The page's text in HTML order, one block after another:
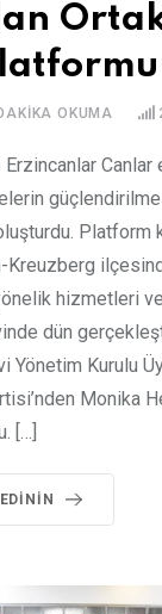
OKUMA
Canlar
Platform
Kreuzberg
hizmetleri
dün
Yönetim Kurulu
Monika
[…]